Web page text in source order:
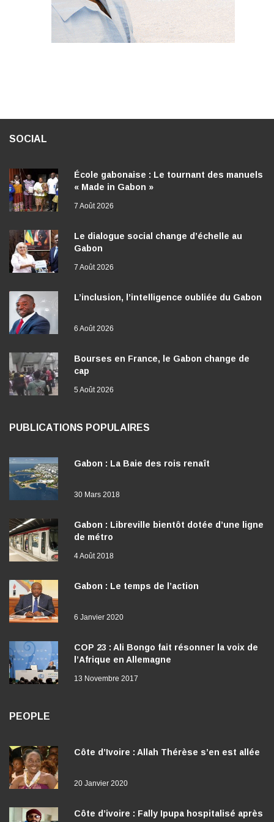
SOCIAL
École gabonaise : Le tournant des manuels
« Made in Gabon »
7 Août 2026
Le dialogue social change d’échelle au
Gabon
7 Août 2026
L’inclusion, l’intelligence oubliée du Gabon
6 Août 2026
Bourses en France, le Gabon change de
cap
5 Août 2026
PUBLICATIONS POPULAIRES
Gabon : La Baie des rois renaît
30 Mars 2018
Gabon : Libreville bientôt dotée d’une ligne
de métro
4 Août 2018
Gabon : Le temps de l’action
6 Janvier 2020
COP 23 : Ali Bongo fait résonner la voix de
l’Afrique en Allemagne
13 Novembre 2017
PEOPLE
Côte d’Ivoire : Allah Thérèse s’en est allée
20 Janvier 2020
Côte d’ivoire : Fally Ipupa hospitalisé après